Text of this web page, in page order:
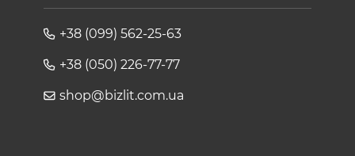
+38 (099) 562-25-63
+38 (050) 226-77-77
shop@bizlit.com.ua